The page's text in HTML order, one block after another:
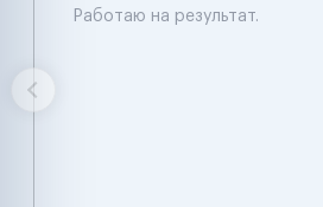
Работаю на результат.